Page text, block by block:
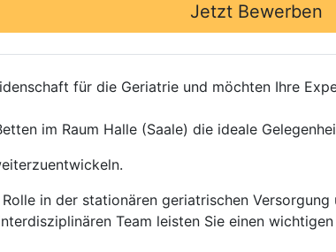
Jetzt Bewerben
für die Geriatrie und möchten Ihre
im Raum Halle (Saale) die ideale
in der stationären geriatrischen
Team leisten Sie einen